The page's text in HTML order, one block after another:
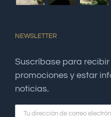
NEWSLETTER
Suscríbase para
promociones y estar
noticias.